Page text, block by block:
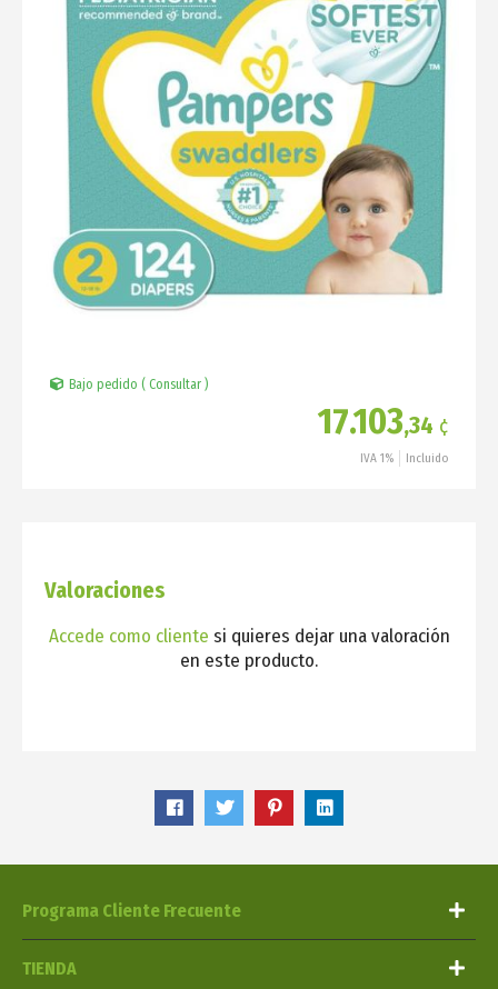
Bajo pedido ( Consultar )
17.103,34 ¢
IVA 1% Incluido
Valoraciones
Accede como cliente si quieres dejar una valoración
en este producto.
Programa Cliente Frecuente
TIENDA